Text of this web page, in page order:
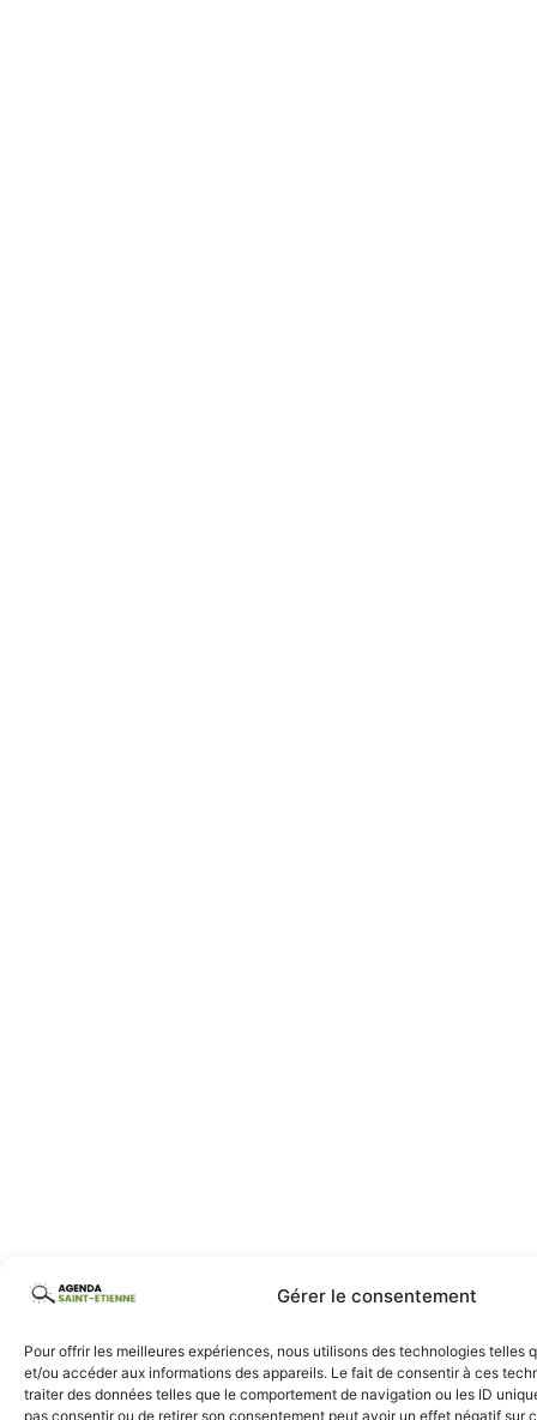
Gérer le consentement
Pour offrir les meilleures expériences, nous utilisons des technologies telles
et/ou accéder aux informations des appareils. Le fait de consentir à ces
traiter des données telles que le comportement de navigation ou les ID
pas consentir ou de retirer son consentement peut avoir un effet négatif sur